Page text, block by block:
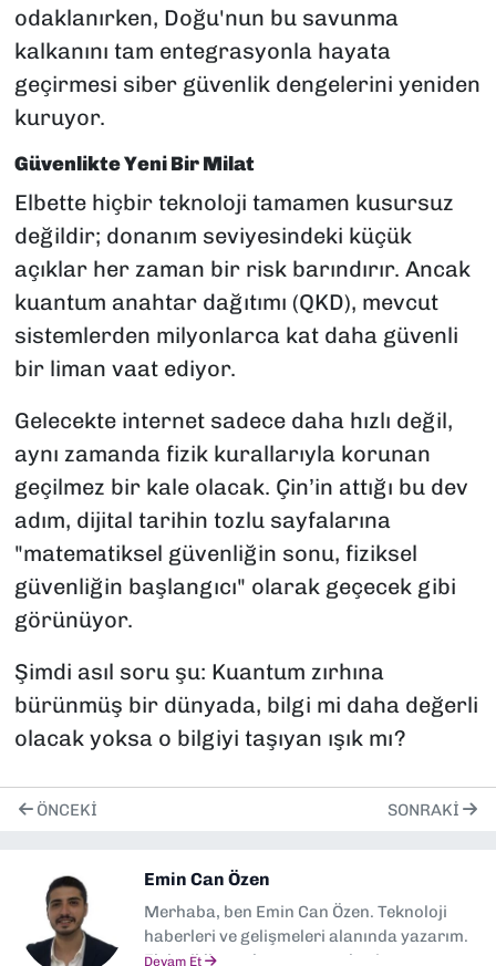
odaklanırken, Doğu'nun bu savunma
kalkanını tam entegrasyonla hayata
geçirmesi siber güvenlik dengelerini yeniden
kuruyor.
Güvenlikte Yeni Bir Milat
Elbette hiçbir teknoloji tamamen kusursuz
değildir; donanım seviyesindeki küçük
açıklar her zaman bir risk barındırır. Ancak
kuantum anahtar dağıtımı (QKD), mevcut
sistemlerden milyonlarca kat daha güvenli
bir liman vaat ediyor.
Gelecekte internet sadece daha hızlı değil,
aynı zamanda fizik kurallarıyla korunan
geçilmez bir kale olacak. Çin’in attığı bu dev
adım, dijital tarihin tozlu sayfalarına
"matematiksel güvenliğin sonu, fiziksel
güvenliğin başlangıcı" olarak geçecek gibi
görünüyor.
Şimdi asıl soru şu: Kuantum zırhına
bürünmüş bir dünyada, bilgi mi daha değerli
olacak yoksa o bilgiyi taşıyan ışık mı?
ÖNCEKI SONRAKI
Emin Can Özen
Merhaba, ben Emin Can Özen. Teknoloji
haberleri ve gelişmeleri alanında yazarım.
Elektrikli araçlar, yapay zeka, inovasyon ve
Devam Et